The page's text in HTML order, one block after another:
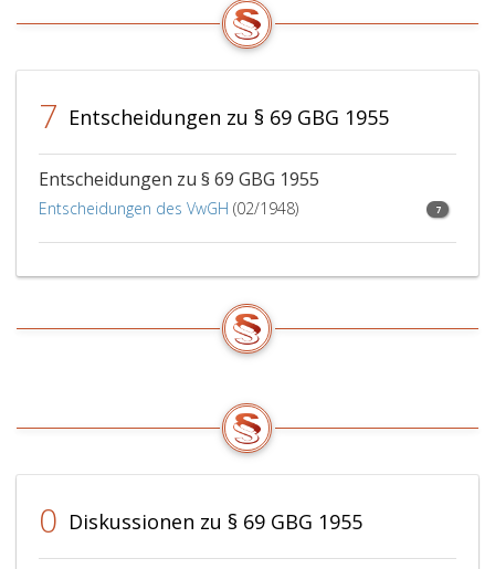
7 Entscheidungen zu § 69 GBG 1955
Entscheidungen zu § 69 GBG 1955
Entscheidungen des VwGH (02/1948) 7
0 Diskussionen zu § 69 GBG 1955